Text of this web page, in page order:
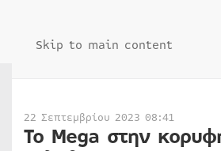
Skip to main content
22 Σεπτεμβρίου 2023 08:41
Το Mega στην